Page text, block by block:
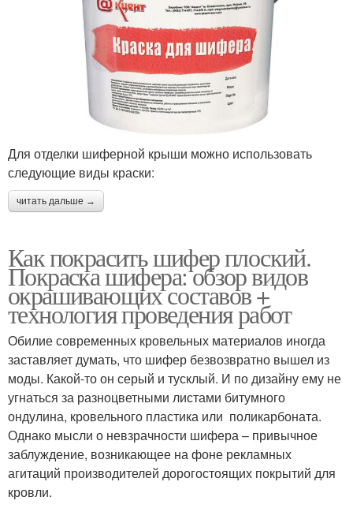
Для отделки шиферной крыши можно использовать
следующие виды краски:
читать дальше →
Как покрасить шифер плоский.
Покраска шифера: обзор видов
окрашивающих составов +
технология проведения работ
Обилие современных кровельных материалов иногда
заставляет думать, что шифер безвозвратно вышел из
моды. Какой-то он серый и тусклый. И по дизайну ему не
угнаться за разноцветными листами битумного
ондулина, кровельного пластика или поликарбоната.
Однако мысли о невзрачности шифера – привычное
заблуждение, возникающее на фоне рекламных
агитаций производителей дорогостоящих покрытий для
кровли.